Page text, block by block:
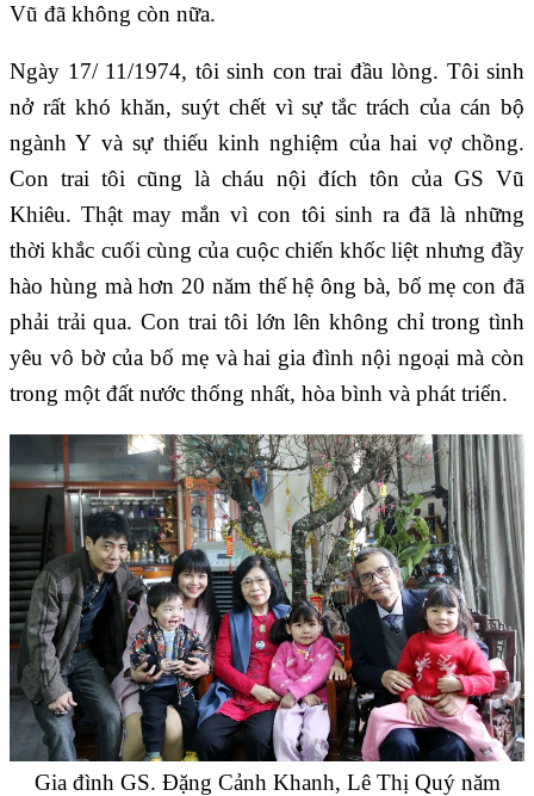
Vũ đã không còn nữa.
Ngày 17/ 11/1974, tôi sinh con trai đầu lòng. Tôi sinh
nở rất khó khăn, suýt chết vì sự tắc trách của cán bộ
ngành Y và sự thiếu kinh nghiệm của hai vợ chồng.
Con trai tôi cũng là cháu nội đích tôn của GS Vũ
Khiêu. Thật may mắn vì con tôi sinh ra đã là những
thời khắc cuối cùng của cuộc chiến khốc liệt nhưng đầy
hào hùng mà hơn 20 năm thế hệ ông bà, bố mẹ con đã
phải trải qua. Con trai tôi lớn lên không chỉ trong tình
yêu vô bờ của bố mẹ và hai gia đình nội ngoại mà còn
trong một đất nước thống nhất, hòa bình và phát triển.
Gia đình GS. Đặng Cảnh Khanh, Lê Thị Quý năm